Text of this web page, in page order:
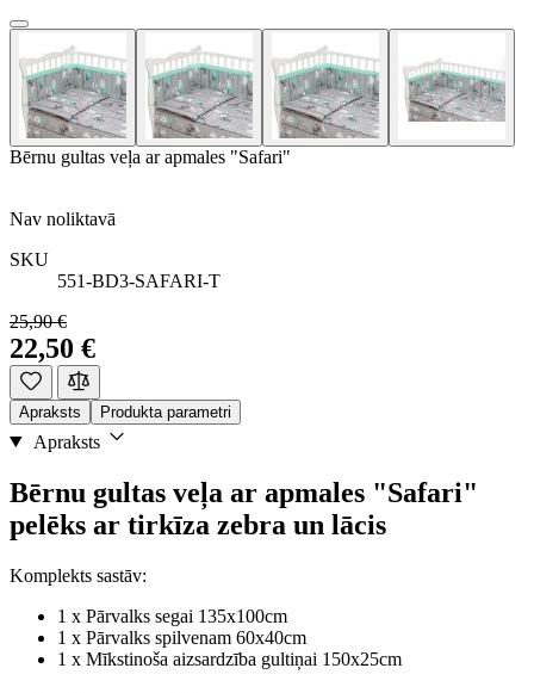
Bērnu gultas veļa ar apmales "Safari"
Nav noliktavā
SKU
551-BD3-SAFARI-T
25,90 €
22,50 €
Apraksts Produkta parametri
Apraksts
Bērnu gultas veļa ar apmales "Safari"
pelēks ar tirkīza zebra un lācis
Komplekts sastāv:
1 x Pārvalks segai 135x100cm
1 x Pārvalks spilvenam 60x40cm
1 x Mīkstinoša aizsardzība gultiņai 150x25cm